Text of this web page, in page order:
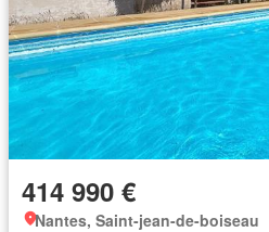
414 990 €
Nantes, Saint-jean-de-boiseau